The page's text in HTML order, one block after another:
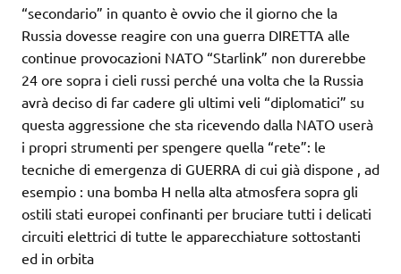
“secondario” in quanto è ovvio che il giorno che la
Russia dovesse reagire con una guerra DIRETTA alle
continue provocazioni NATO “Starlink” non durerebbe
24 ore sopra i cieli russi perché una volta che la Russia
avrà deciso di far cadere gli ultimi veli “diplomatici” su
questa aggressione che sta ricevendo dalla NATO userà
i propri strumenti per spengere quella “rete”: le
tecniche di emergenza di GUERRA di cui già dispone , ad
esempio : una bomba H nella alta atmosfera sopra gli
ostili stati europei confinanti per bruciare tutti i delicati
circuiti elettrici di tutte le apparecchiature sottostanti
ed in orbita